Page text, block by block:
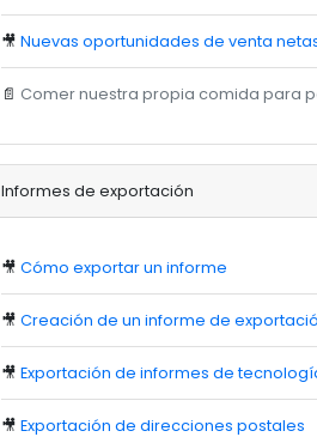
🎥Nuevas oportunidades de venta
📄 Comer nuestra propia comida para
Informes de exportación
🎥Cómo exportar un informe
🎥Creación de un informe de
🎥Exportación de informes de
🎥Exportación de direcciones postales